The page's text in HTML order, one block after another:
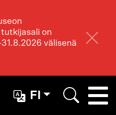
on
välisenä
FI